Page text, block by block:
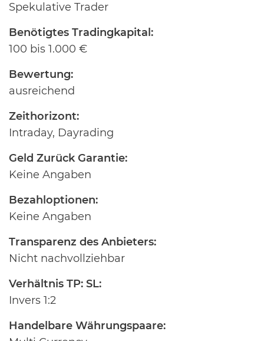
Spekulative Trader
Benötigtes Tradingkapital:
100 bis 1.000 €
Bewertung:
ausreichend
Zeithorizont:
Intraday, Dayrading
Geld Zurück Garantie:
Keine Angaben
Bezahloptionen:
Keine Angaben
Transparenz des Anbieters:
Nicht nachvollziehbar
Verhältnis TP: SL:
Invers 1:2
Handelbare Währungspaare: